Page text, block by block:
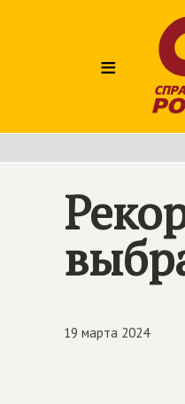
≡
19 марта 2024